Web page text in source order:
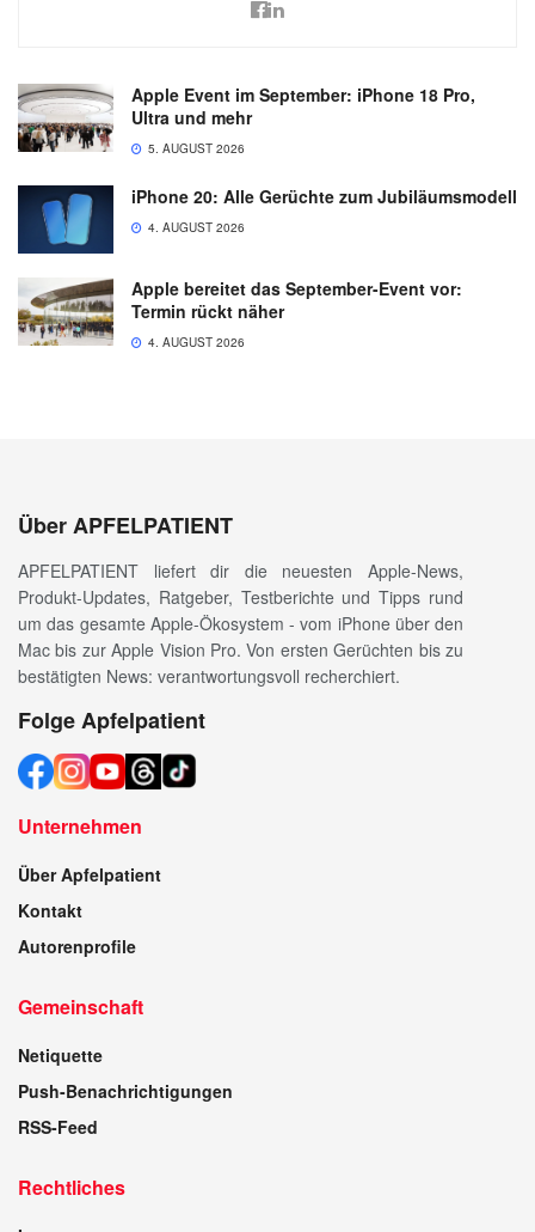
Apple Event im September: iPhone 18 Pro,
Ultra und mehr
5. AUGUST 2026
iPhone 20: Alle Gerüchte zum Jubiläumsmodell
4. AUGUST 2026
Apple bereitet das September-Event vor:
Termin rückt näher
4. AUGUST 2026
Über APFELPATIENT
APFELPATIENT liefert dir die neuesten Apple-News,
Produkt-Updates, Ratgeber, Testberichte und Tipps rund
um das gesamte Apple-Ökosystem - vom iPhone über den
Mac bis zur Apple Vision Pro. Von ersten Gerüchten bis zu
bestätigten News: verantwortungsvoll recherchiert.
Folge Apfelpatient
Unternehmen
Über Apfelpatient
Kontakt
Autorenprofile
Gemeinschaft
Netiquette
Push-Benachrichtigungen
RSS-Feed
Rechtliches